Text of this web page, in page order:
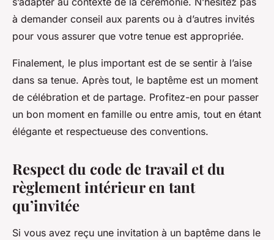
à demander conseil aux parents ou à d’autres invités
pour vous assurer que votre tenue est appropriée.
Finalement, le plus important est de se sentir à l’aise
dans sa tenue. Après tout, le baptême est un moment
de célébration et de partage. Profitez-en pour passer
un bon moment en famille ou entre amis, tout en étant
élégante et respectueuse des conventions.
Respect du code de travail et du
règlement intérieur en tant
qu’invitée
Si vous avez reçu une invitation à un baptême dans le